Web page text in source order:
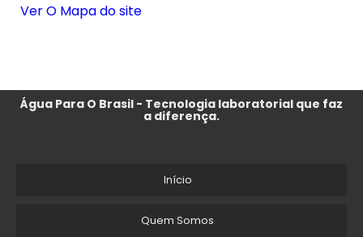
Ver O Mapa do site
Água Para O Brasil - Tecnologia laboratorial que faz
a diferença.
Início
Quem Somos